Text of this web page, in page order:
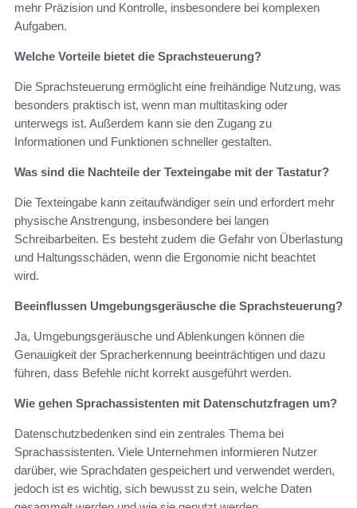
mehr Präzision und Kontrolle, insbesondere bei komplexen
Aufgaben.
Welche Vorteile bietet die Sprachsteuerung?
Die Sprachsteuerung ermöglicht eine freihändige Nutzung, was
besonders praktisch ist, wenn man multitasking oder
unterwegs ist. Außerdem kann sie den Zugang zu
Informationen und Funktionen schneller gestalten.
Was sind die Nachteile der Texteingabe mit der Tastatur?
Die Texteingabe kann zeitaufwändiger sein und erfordert mehr
physische Anstrengung, insbesondere bei langen
Schreibarbeiten. Es besteht zudem die Gefahr von Überlastung
und Haltungsschäden, wenn die Ergonomie nicht beachtet
wird.
Beeinflussen Umgebungsgeräusche die Sprachsteuerung?
Ja, Umgebungsgeräusche und Ablenkungen können die
Genauigkeit der Spracherkennung beeinträchtigen und dazu
führen, dass Befehle nicht korrekt ausgeführt werden.
Wie gehen Sprachassistenten mit Datenschutzfragen um?
Datenschutzbedenken sind ein zentrales Thema bei
Sprachassistenten. Viele Unternehmen informieren Nutzer
darüber, wie Sprachdaten gespeichert und verwendet werden,
jedoch ist es wichtig, sich bewusst zu sein, welche Daten